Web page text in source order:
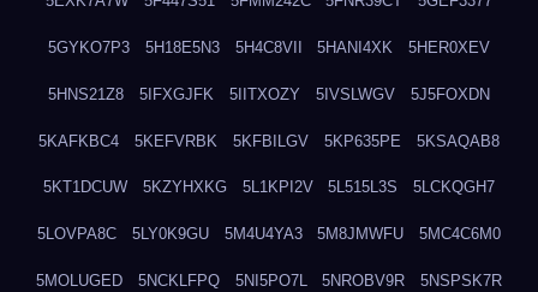
5GYKO7P3 5H18E5N3 5H4C8VII 5HANI4XK 5HER0XEV
5HNS21Z8 5IFXGJFK 5IITXOZY 5IVSLWGV 5J5FOXDN
5KAFKBC4 5KEFVRBK 5KFBILGV 5KP635PE 5KSAQAB8
5KT1DCUW 5KZYHXKG 5L1KPI2V 5L515L3S 5LCKQGH7
5LOVPA8C 5LY0K9GU 5M4U4YA3 5M8JMWFU 5MC4C6M0
5MOLUGED 5NCKLFPQ 5NI5PO7L 5NROBV9R 5NSPSK7R